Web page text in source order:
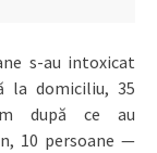
s-au intoxicat
la domiciliu, 35
după ce au
10 persoane —